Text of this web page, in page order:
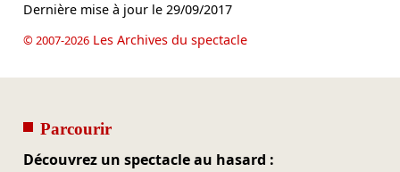
Dernière mise à jour le 29/09/2017
© 2007-2026Les Archives du spectacle
Parcourir
Découvrez un spectacle au hasard :